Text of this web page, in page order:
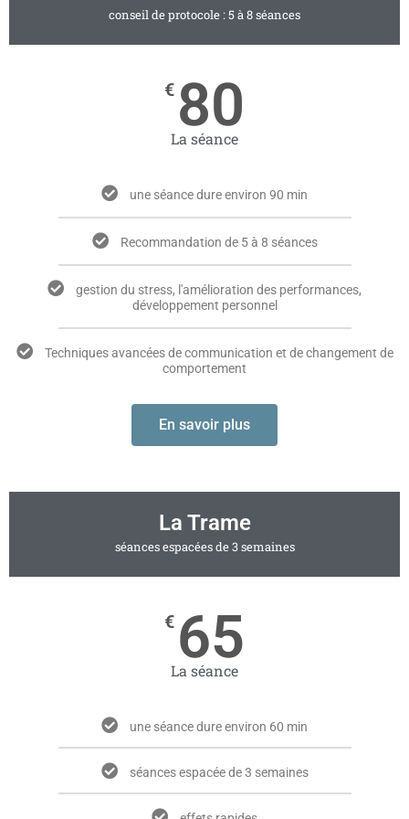
conseil de protocole : 5 à 8 séances
€ 80
La séance
une séance dure environ 90 min
Recommandation de 5 à 8 séances
gestion du stress, l'amélioration des performances,
développement personnel
Techniques avancées de communication et de changement de
comportement
En savoir plus
La Trame
séances espacées de 3 semaines
€ 65
La séance
une séance dure environ 60 min
séances espacée de 3 semaines